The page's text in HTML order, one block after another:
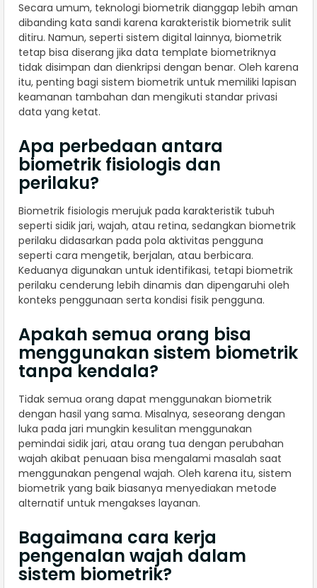
Secara umum, teknologi biometrik dianggap lebih aman
dibanding kata sandi karena karakteristik biometrik sulit
ditiru. Namun, seperti sistem digital lainnya, biometrik
tetap bisa diserang jika data template biometriknya
tidak disimpan dan dienkripsi dengan benar. Oleh karena
itu, penting bagi sistem biometrik untuk memiliki lapisan
keamanan tambahan dan mengikuti standar privasi
data yang ketat.
Apa perbedaan antara
biometrik fisiologis dan
perilaku?
Biometrik fisiologis merujuk pada karakteristik tubuh
seperti sidik jari, wajah, atau retina, sedangkan biometrik
perilaku didasarkan pada pola aktivitas pengguna
seperti cara mengetik, berjalan, atau berbicara.
Keduanya digunakan untuk identifikasi, tetapi biometrik
perilaku cenderung lebih dinamis dan dipengaruhi oleh
konteks penggunaan serta kondisi fisik pengguna.
Apakah semua orang bisa
menggunakan sistem biometrik
tanpa kendala?
Tidak semua orang dapat menggunakan biometrik
dengan hasil yang sama. Misalnya, seseorang dengan
luka pada jari mungkin kesulitan menggunakan
pemindai sidik jari, atau orang tua dengan perubahan
wajah akibat penuaan bisa mengalami masalah saat
menggunakan pengenal wajah. Oleh karena itu, sistem
biometrik yang baik biasanya menyediakan metode
alternatif untuk mengakses layanan.
Bagaimana cara kerja
pengenalan wajah dalam
sistem biometrik?